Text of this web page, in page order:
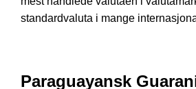
standardvaluta i mange
Paraguayansk